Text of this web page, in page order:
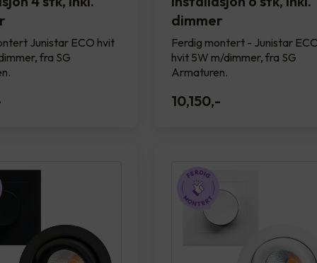
Junistar ECO hvit
fra SG
dimmer
Ferdig montert - Junistar
hvit 5W m/dimmer, fra SG
Armaturen.
10,150,-